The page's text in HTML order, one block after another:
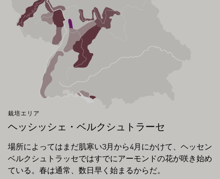
栽培エリア
ヘッシッシェ・ベルクシュトラーセ
場所によってはまだ肌寒い3月から4月にかけて、ヘッセン
ベルクシュトラッセではすでにアーモンドの花が咲き始め
ている。春は通常、数日早く始まるからだ。